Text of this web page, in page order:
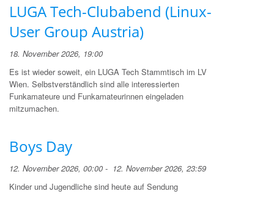
LUGA Tech-Clubabend (Linux-
User Group Austria)
18. November 2026, 19:00
Es ist wieder soweit, ein LUGA Tech Stammtisch im LV
Wien. Selbstverständlich sind alle interessierten
Funkamateure und Funkamateurinnen eingeladen
mitzumachen.
Boys Day
12. November 2026, 00:00 - 12. November 2026, 23:59
Kinder und Jugendliche sind heute auf Sendung